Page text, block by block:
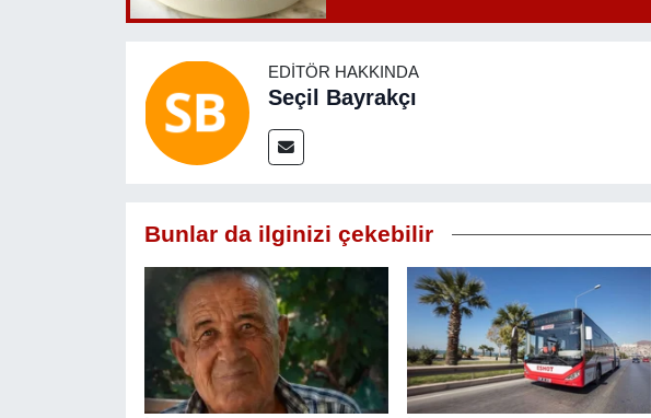
EDITÖR HAKKINDA
Seçil Bayrakçı
Bunlar da ilginizi çekebilir